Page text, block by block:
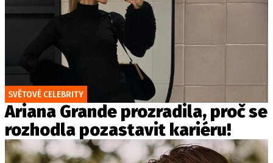
SVĚTOVÉ CELEBRITY
Ariana Grande prozradila, proč se
rozhodla pozastavit kariéru!